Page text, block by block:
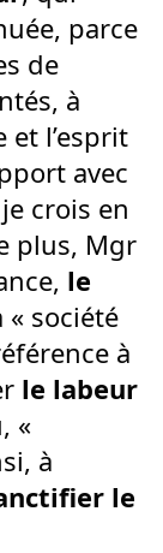
parce
de
à
et l’esprit
avec
crois en
plus, Mgr
le
« société
à
le labeur
«
à
le